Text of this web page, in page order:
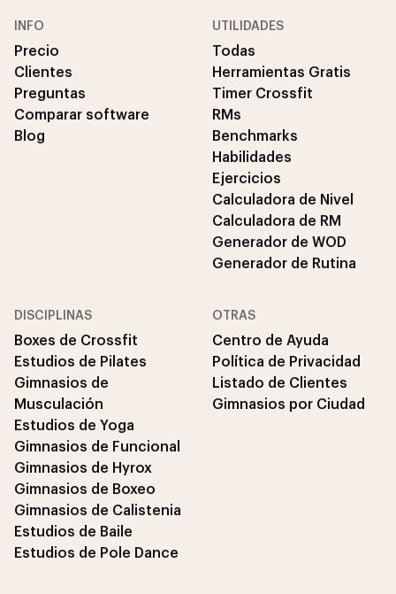
INFO
Precio
Clientes
Preguntas
Comparar software
Blog
UTILIDADES
Todas
Herramientas Gratis
Timer Crossfit
RMs
Benchmarks
Habilidades
Ejercicios
Calculadora de Nivel
Calculadora de RM
Generador de WOD
Generador de Rutina
DISCIPLINAS
Boxes de Crossfit
Estudios de Pilates
Gimnasios de
Musculación
Estudios de Yoga
Gimnasios de Funcional
Gimnasios de Hyrox
Gimnasios de Boxeo
Gimnasios de Calistenia
Estudios de Baile
Estudios de Pole Dance
OTRAS
Centro de Ayuda
Política de Privacidad
Listado de Clientes
Gimnasios por Ciudad